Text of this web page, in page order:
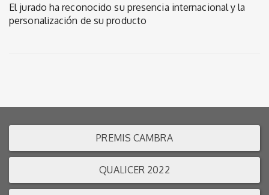
El jurado ha reconocido su presencia internacional y la
personalización de su producto
PREMIS CAMBRA
QUALICER 2022